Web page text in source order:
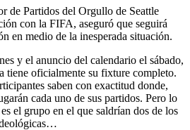
de Partidos del Orgullo de Seattle
con la FIFA, aseguró que seguirá
en medio de la inesperada situación.
y el anuncio del calendario el sábado,
tiene oficialmente su fixture completo.
saben con exactitud donde,
cada uno de sus partidos. Pero lo
el grupo en el que saldrían dos de los